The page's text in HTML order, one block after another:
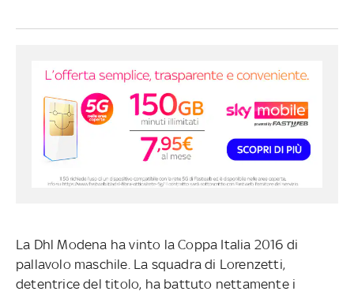
La Dhl Modena ha vinto la Coppa Italia 2016 di
pallavolo maschile. La squadra di Lorenzetti,
detentrice del titolo, ha battuto nettamente i